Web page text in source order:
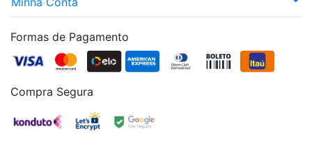
Formas de Pagamento
Compra Segura